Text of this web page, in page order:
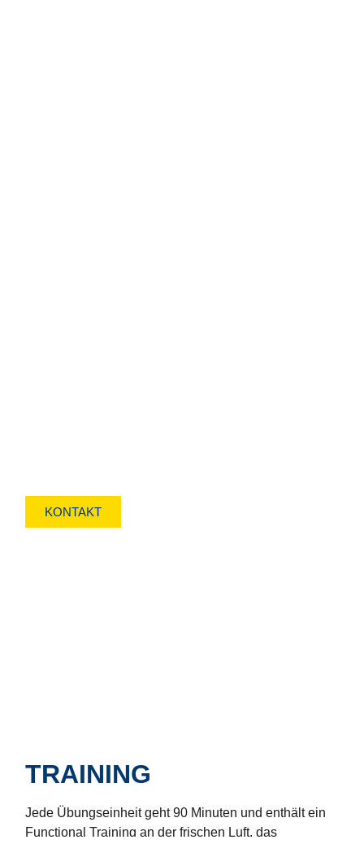
KONTAKT
TRAINING
Jede Übungseinheit geht 90 Minuten und enthält ein
Functional Training an der frischen Luft, das